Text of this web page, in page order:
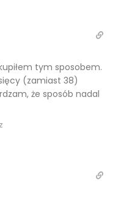
tym sposobem.
(zamiast 38)
że sposób nadal